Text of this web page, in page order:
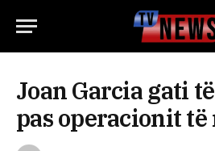
Joan Garcia gati
pas operacionit